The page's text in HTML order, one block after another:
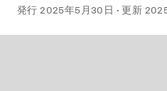
発行2025年5月30日 ·更新